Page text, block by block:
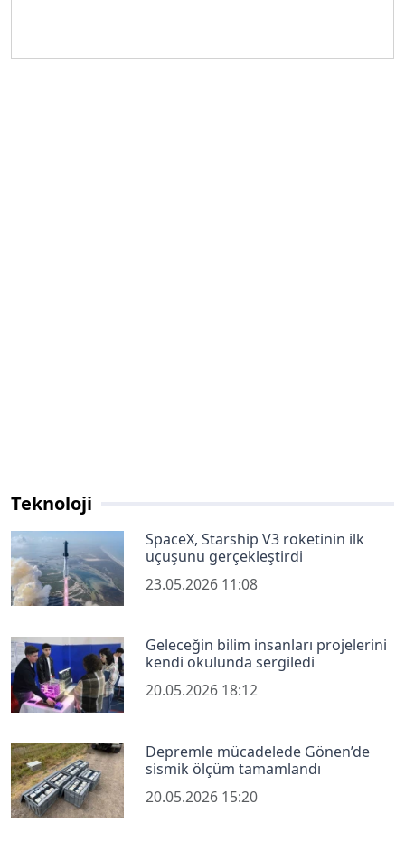
Teknoloji
SpaceX, Starship V3 roketinin ilk
uçuşunu gerçekleştirdi
23.05.2026 11:08
Geleceğin bilim insanları projelerini
kendi okulunda sergiledi
20.05.2026 18:12
Depremle mücadelede Gönen’de
sismik ölçüm tamamlandı
20.05.2026 15:20